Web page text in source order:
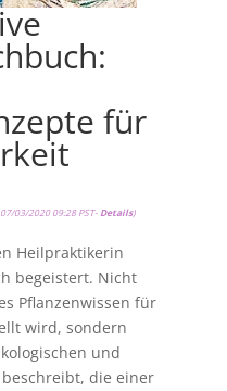
für
03/2020 09:28 PST- Details)
Heilpraktikerin
begeistert. Nicht
Pflanzenwissen für
wird, sondern
und
die einer